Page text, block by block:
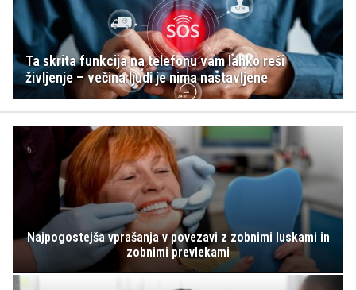
Ta skrita funkcija na telefonu vam lahko reši
življenje – večina ljudi je nima nastavljene
Najpogostejša vprašanja v povezavi z zobnimi luskami in
zobnimi prevlekami